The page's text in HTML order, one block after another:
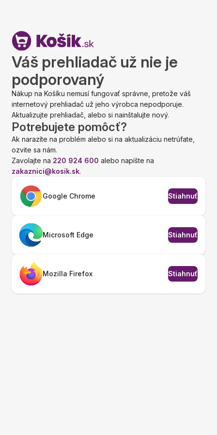
Váš prehliadač už nie je
podporovaný
Nákup na Košíku nemusí fungovať správne, pretože váš
internetový prehliadač už jeho výrobca nepodporuje.
Aktualizujte prehliadač, alebo si nainštalujte nový.
Potrebujete pomôcť?
Ak narazíte na problém alebo si na aktualizáciu netrúfate,
ozvite sa nám.
Zavolajte na 220 924 600 alebo napíšte na
zakaznici@kosik.sk.
Google Chrome Stiahnuť
Microsoft Edge Stiahnuť
Mozilla Firefox Stiahnuť